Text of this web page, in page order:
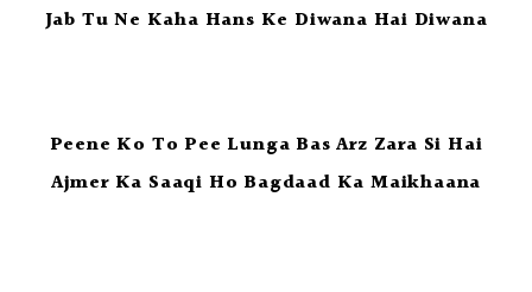
Jab Tu Ne Kaha Hans Ke Diwana Hai Diwana
Peene Ko To Pee Lunga Bas Arz Zara Si Hai
Ajmer Ka Saaqi Ho Bagdaad Ka Maikhaana